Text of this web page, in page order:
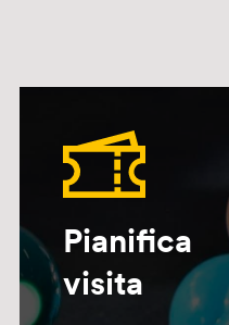
Pianifica
visita